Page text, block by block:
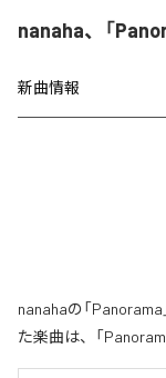
nanaha、「
新曲情報
nanahaの「
た楽曲は、「